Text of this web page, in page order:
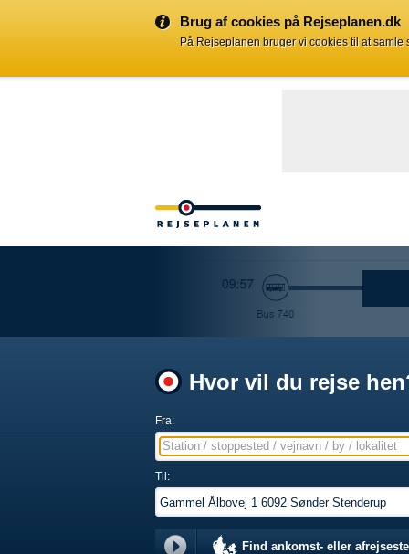
Brug af cookies på Rejseplanen.dk
På Rejseplanen bruger vi cookies til at
Hvor vil du rejse
Fra:
Station / stoppested / vejnavn / by / lokalitet
Til:
Find ankomst- eller